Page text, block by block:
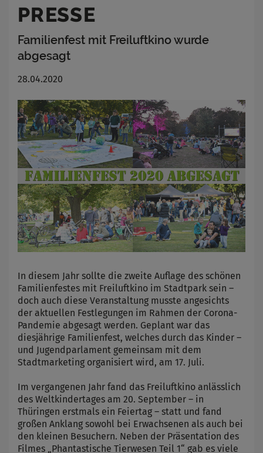
PRESSE
Familienfest mit Freiluftkino wurde
abgesagt
28.04.2020
In diesem Jahr sollte die zweite Auflage des schönen
Familienfestes mit Freiluftkino im Stadtpark sein –
doch auch diese Veranstaltung musste angesichts
der aktuellen Festlegungen im Rahmen der Corona-
Pandemie abgesagt werden. Geplant war das
diesjährige Familienfest, welches durch das Kinder –
und Jugendparlament gemeinsam mit dem
Stadtmarketing organisiert wird, am 17. Juli.
Im vergangenen Jahr fand das Freiluftkino anlässlich
des Weltkindertages am 20. September – in
Thüringen erstmals ein Feiertag – statt und fand
großen Anklang sowohl bei Erwachsenen als auch bei
den kleinen Besuchern. Neben der Präsentation des
Filmes „Phantastische Tierwesen Teil 1“ gab es viele